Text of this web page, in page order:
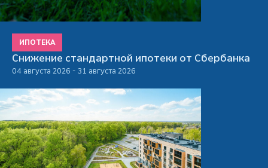
ИПОТЕКА
Снижение стандартной ипотеки от Сбербанка
04 августа 2026 - 31 августа 2026